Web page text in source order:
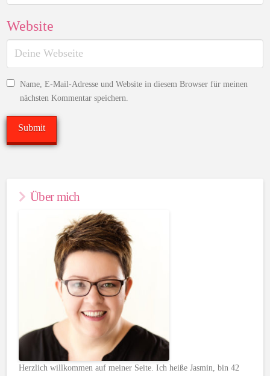
Website
Name, E-Mail-Adresse und Website in diesem Browser für meinen
nächsten Kommentar speichern.
Über mich
Herzlich willkommen auf meiner Seite. Ich heiße Jasmin, bin 42